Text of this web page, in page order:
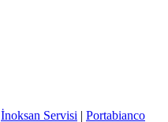
İnoksan Servisi | Portabianco